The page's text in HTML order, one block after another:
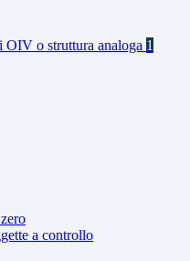
OIV o struttura analoga 1
a controllo